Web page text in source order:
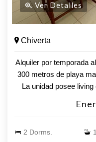
Ver Detalles
Chiverta
Alquiler por temporada
300 metros de playa
La unidad posee
wifi y garage. Muy bien
servicios tales como
2 Dorms.